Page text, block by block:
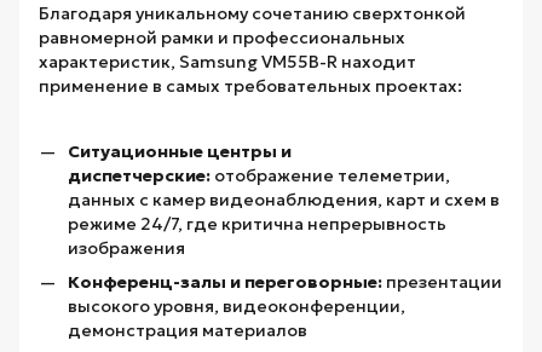
Благодаря уникальному сочетанию сверхтонкой
равномерной рамки и профессиональных
характеристик, Samsung VM55B-R находит
применение в самых требовательных проектах:
Ситуационные центры и
диспетчерские: отображение телеметрии,
данных с камер видеонаблюдения, карт и схем в
режиме 24/7, где критична непрерывность
изображения
Конференц-залы и переговорные: презентации
высокого уровня, видеоконференции,
демонстрация материалов